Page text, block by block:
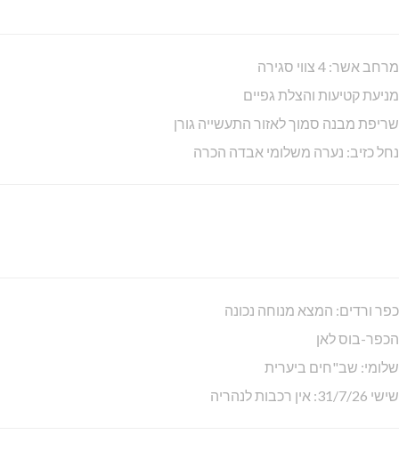
מרחב אשר: 4 צווי סגירה
מניעת קטיעות והצלת גפיים
שריפת מבנה סמוך לאזור התעשייה גורן
נחל כזיב: נערה משלומי אבדה הכרה
כפר ורדים: המצא מנוחה נכונה
הכפר-בוס לאן
שלומי: שב"חים ביערית
שישי 31/7/26: אין רכבות לנהריה